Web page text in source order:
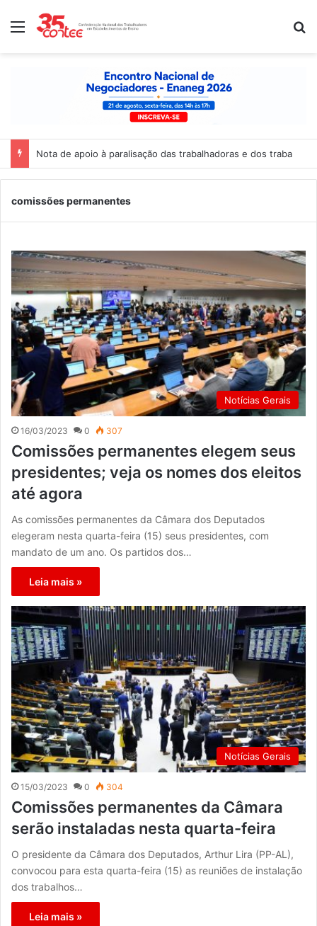
Menu
Nota de apoio à paralisação das trabalhadoras e dos
comissões permanentes
Notícias Gerais
16/03/2023 0 307
Comissões permanentes elegem seus
presidentes; veja os nomes dos eleitos
até agora
As comissões permanentes da Câmara dos Deputados
elegeram nesta quarta-feira (15) seus presidentes, com
mandato de um ano. Os partidos dos…
Leia mais »
Notícias Gerais
15/03/2023 0 304
Comissões permanentes da Câmara
serão instaladas nesta quarta-feira
O presidente da Câmara dos Deputados, Arthur Lira (PP-AL),
convocou para esta quarta-feira (15) as reuniões de instalação
dos trabalhos…
Leia mais »